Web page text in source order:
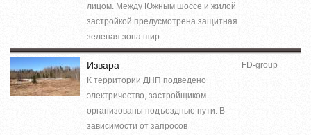
лицом. Между Южным шоссе и жилой
застройкой предусмотрена защитная
зеленая зона шир...
Извара
К территории ДНП подведено
электричество, застройщиком
организованы подъездные пути. В
зависимости от запросов
FD-group